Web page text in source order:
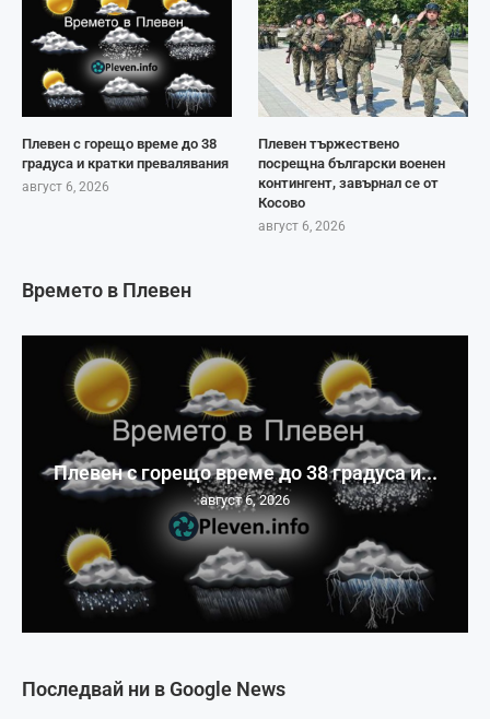
Последвай ни в Google News
Плевен с горещо време до 38
градуса и кратки превалявания
август 6, 2026
Плевен тържествено
посрещна български военен
контингент, завърнал се от
Косово
август 6, 2026
Времето в Плевен
Плевен с горещо време до 38 градуса и...
август 6, 2026